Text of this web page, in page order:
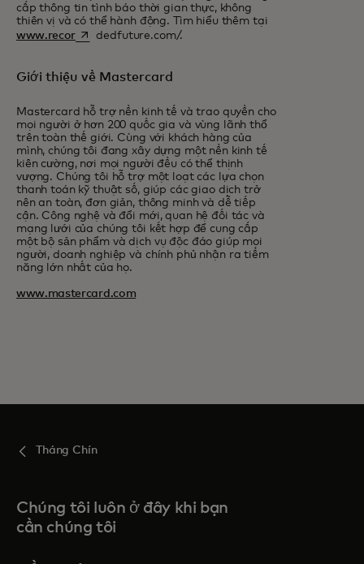
cấp thông tin tình báo thời gian thực, không
thiên vị và có thể hành động. Tìm hiểu thêm tại
www.recoropens in a new tab
dedfuture.com/.
Giới thiệu về Mastercard
Mastercard hỗ trợ nền kinh tế và trao quyền cho
mọi người ở hơn 200 quốc gia và vùng lãnh thổ
trên toàn thế giới. Cùng với khách hàng của
mình, chúng tôi đang xây dựng một nền kinh tế
kiên cường, nơi mọi người đều có thể thịnh
vượng. Chúng tôi hỗ trợ một loạt các lựa chọn
thanh toán kỹ thuật số, giúp các giao dịch trở
nên an toàn, đơn giản, thông minh và dễ tiếp
cận. Công nghệ và đổi mới, quan hệ đối tác và
mạng lưới của chúng tôi kết hợp để cung cấp
một bộ sản phẩm và dịch vụ độc đáo giúp mọi
người, doanh nghiệp và chính phủ nhận ra tiềm
năng lớn nhất của họ.
www.mastercard.com
Tháng Chín
Chúng tôi luôn ở đây khi bạn
cần chúng tôi